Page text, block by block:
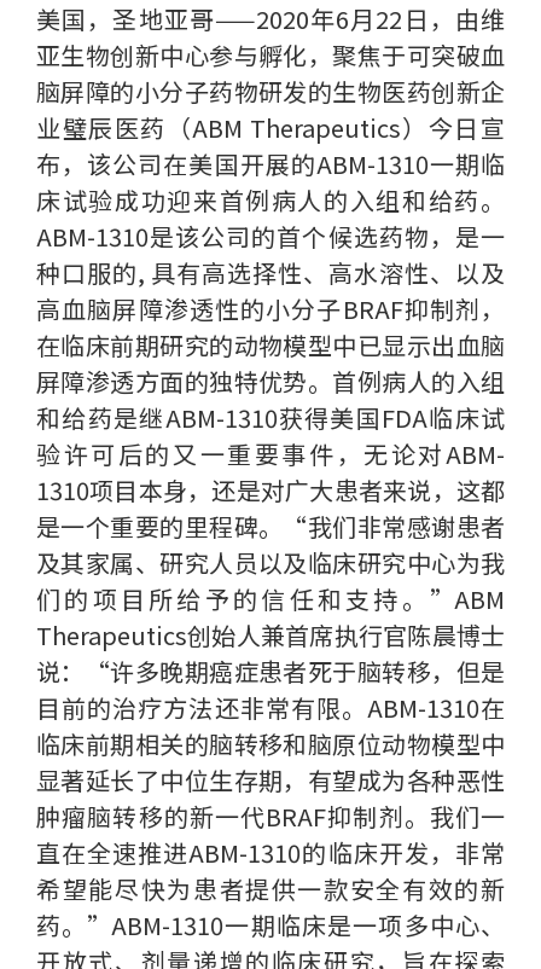
美国，圣地亚哥——2020年6月22日，由维
亚生物创新中心参与孵化，聚焦于可突破血
脑屏障的小分子药物研发的生物医药创新企
业璧辰医药（ABM Therapeutics）今日宣
布，该公司在美国开展的ABM-1310一期临
床试验成功迎来首例病人的入组和给药。
ABM-1310是该公司的首个候选药物，是一
种口服的, 具有高选择性、高水溶性、以及
高血脑屏障渗透性的小分子BRAF抑制剂，
在临床前期研究的动物模型中已显示出血脑
屏障渗透方面的独特优势。首例病人的入组
和给药是继ABM-1310获得美国FDA临床试
验许可后的又一重要事件，无论对ABM-
1310项目本身，还是对广大患者来说，这都
是一个重要的里程碑。“我们非常感谢患者
及其家属、研究人员以及临床研究中心为我
们的项目所给予的信任和支持。”ABM
Therapeutics创始人兼首席执行官陈晨博士
说：“许多晚期癌症患者死于脑转移，但是
目前的治疗方法还非常有限。ABM-1310在
临床前期相关的脑转移和脑原位动物模型中
显著延长了中位生存期，有望成为各种恶性
肿瘤脑转移的新一代BRAF抑制剂。我们一
直在全速推进ABM-1310的临床开发，非常
希望能尽快为患者提供一款安全有效的新
药。”ABM-1310一期临床是一项多中心、
开放式、剂量递增的临床研究，旨在探索